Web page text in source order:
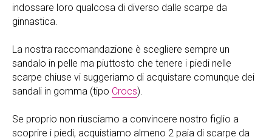
indossare loro qualcosa di diverso dalle scarpe da
ginnastica.
La nostra raccomandazione è scegliere sempre un
sandalo in pelle ma piuttosto che tenere i piedi nelle
scarpe chiuse vi suggeriamo di acquistare comunque dei
sandali in gomma (tipo Crocs).
Se proprio non riusciamo a convincere nostro figlio a
scoprire i piedi, acquistiamo almeno 2 paia di scarpe da